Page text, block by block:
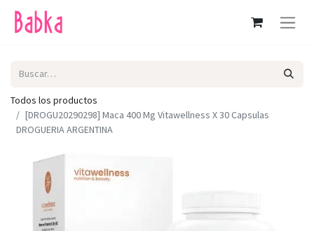
Todos los productos
[DROGU20290298] Maca 400 Mg Vitawellness X 30 Capsulas
DROGUERIA ARGENTINA